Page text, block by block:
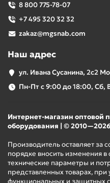
8 800 775-78-07
+7 495 320 32 32
zakaz@mgsnab.com
Наш адрес
ул. Ивана Сусанина, 2с2
Пн-Пт с 9:00 до 18:00, Сб,
Интернет-магазин оптовой
оборудования | ©
Производитель оставляет за
порядке вносить изменения в
технические параметры и
представленных товарах, при
функциональных и защитных